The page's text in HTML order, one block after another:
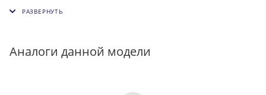
Аналоги данной модели